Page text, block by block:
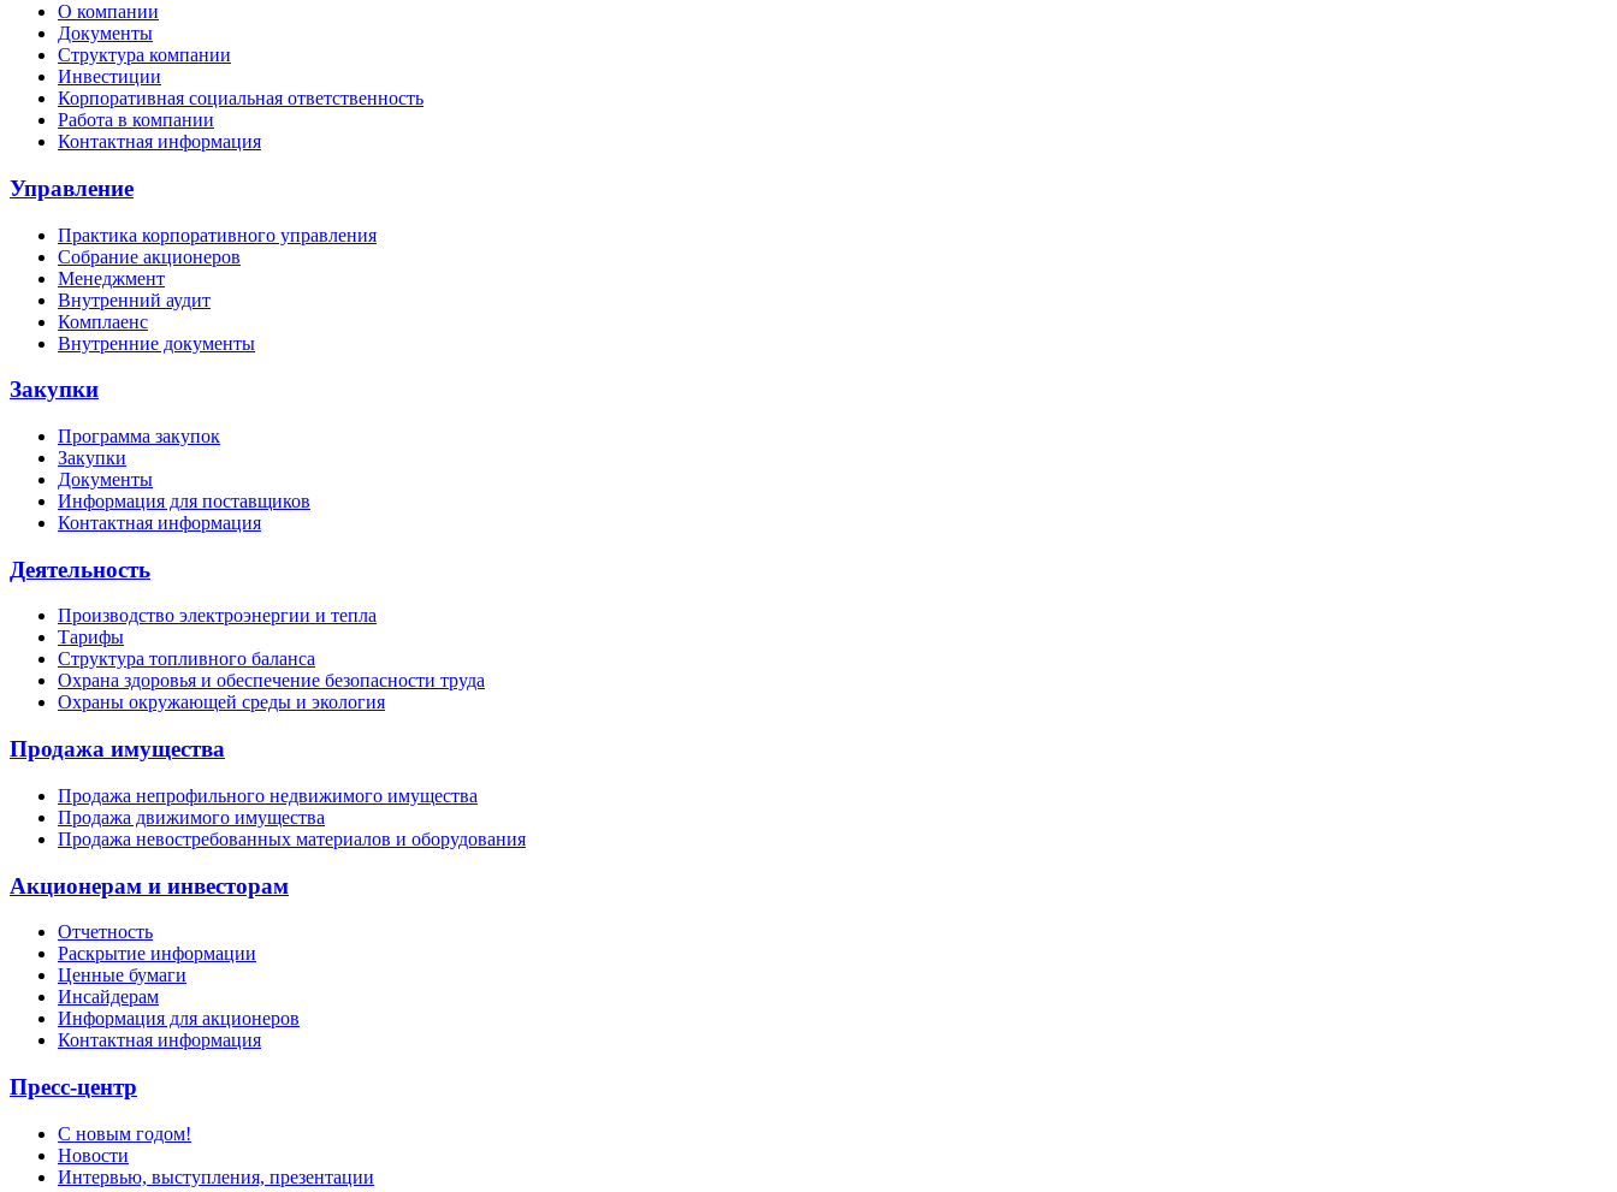
О компании
Документы
Структура компании
Инвестиции
Корпоративная социальная ответственность
Работа в компании
Контактная информация
Управление
Практика корпоративного управления
Собрание акционеров
Менеджмент
Внутренний аудит
Комплаенс
Внутренние документы
Закупки
Программа закупок
Закупки
Документы
Информация для поставщиков
Контактная информация
Деятельность
Производство электроэнергии и тепла
Тарифы
Структура топливного баланса
Охрана здоровья и обеспечение безопасности труда
Охраны окружающей среды и экология
Продажа имущества
Продажа непрофильного недвижимого имущества
Продажа движимого имущества
Продажа невостребованных материалов и оборудования
Акционерам и инвесторам
Отчетность
Раскрытие информации
Ценные бумаги
Инсайдерам
Информация для акционеров
Контактная информация
Пресс-центр
С новым годом!
Новости
Интервью, выступления, презентации